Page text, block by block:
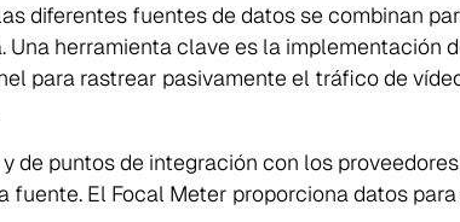
diferentes fuentes de datos se combinan
herramienta clave es la implementación
para rastrear pasivamente el tráfico de
de puntos de integración con los
El Focal Meter proporciona datos